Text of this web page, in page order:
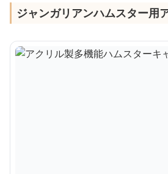
ジャンガリアンハムスター用